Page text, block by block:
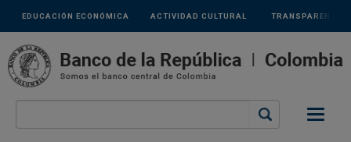
Pasar al contenido principal
Links
secundarios
ACTIVIDAD CULTURAL
EDUCACIÓN ECONÓMICA TRANSPARENCIA